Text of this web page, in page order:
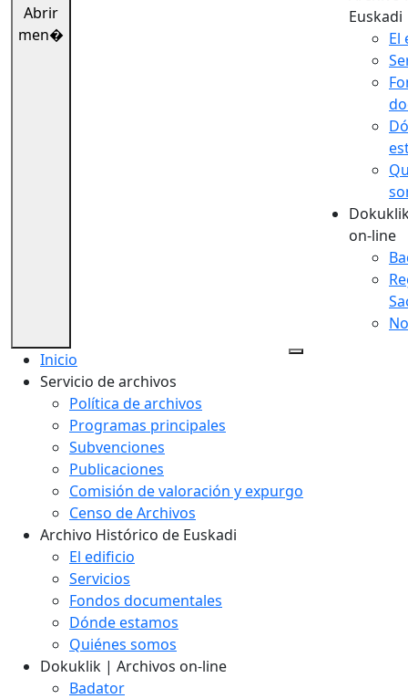
Abrir
men�
Euskadi
El
on-line
Inicio
Servicio de archivos
Política de archivos
Programas principales
Subvenciones
Publicaciones
Comisión de valoración y expurgo
Censo de Archivos
Archivo Histórico de Euskadi
El edificio
Servicios
Fondos documentales
Dónde estamos
Quiénes somos
Dokuklik | Archivos on-line
Badator